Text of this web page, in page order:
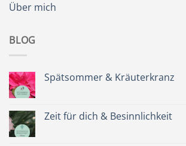
Über mich
BLOG
Spätsommer & Kräuterkranz
Spätsommer
&
Zeit für dich & Besinnlichkeit